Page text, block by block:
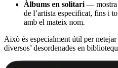
Àlbums en solitari — mostra
de l’artista especificat, fins i
amb el mateix nom.
Això és especialment útil per
diversos’ desordenades en